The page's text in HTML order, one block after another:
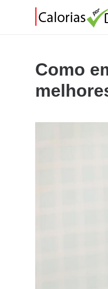
Como